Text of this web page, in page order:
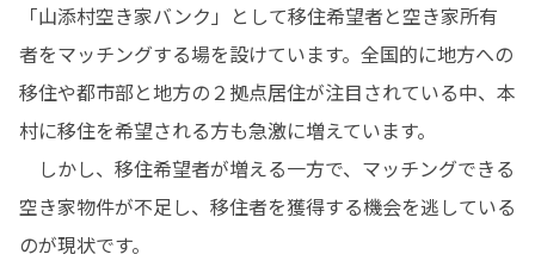
「山添村空き家バンク」として移住希望者と空き家所有
者をマッチングする場を設けています。全国的に地方への
移住や都市部と地方の２拠点居住が注目されている中、本
村に移住を希望される方も急激に増えています。
しかし、移住希望者が増える一方で、マッチングできる
空き家物件が不足し、移住者を獲得する機会を逃している
のが現状です。